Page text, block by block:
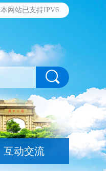
本网站已支持IPV6
互动交流